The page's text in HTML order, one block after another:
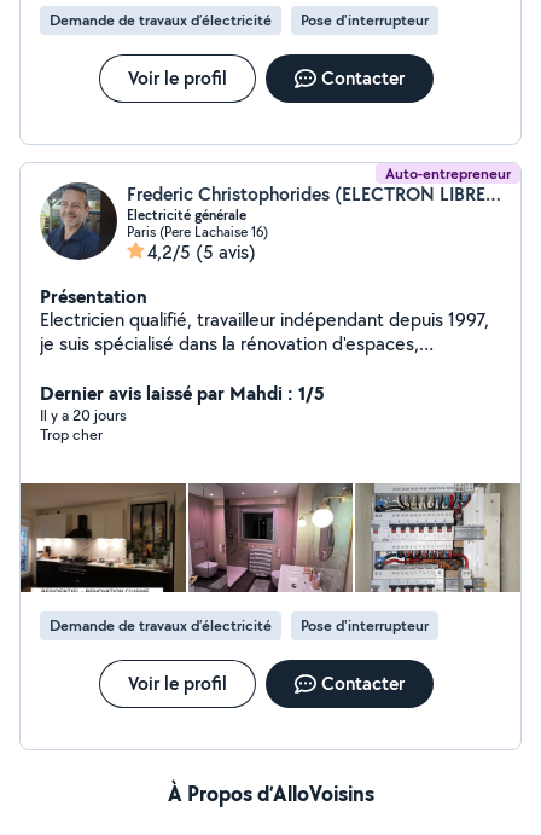
Demande de travaux d’électricité Pose d'interrupteur
Voir le profil Contacter
Auto-entrepreneur
Frederic Christophorides (ELECTRON LIBRE ELEC PARIS)
Electricité générale
Paris (Pere Lachaise 16)
4,2/5 (5 avis)
Présentation
Electricien qualifié, travailleur indépendant depuis 1997,
je suis spécialisé dans la rénovation d'espaces,
électriques, et la mise aux normes de commerces,
d'habitations ou de parties communes dans le locatif
Mes clients sont des architectes, des syndics de
habilitations électrique B1V,B2V,BR,BC, ainsi que d'une
assurance professionnelle décénale qui garantie mes
travaux Je fonctionne par devis avec visite sur site ( pas
de prix par téléphone ) J'apporte une attention
particulière au respect des délais annoncés dans les
devis
Dernier avis laissé par Mahdi : 1/5
Il y a 20 jours
Trop cher
Demande de travaux d’électricité Pose d'interrupteur
Voir le profil Contacter
À Propos d’AlloVoisins